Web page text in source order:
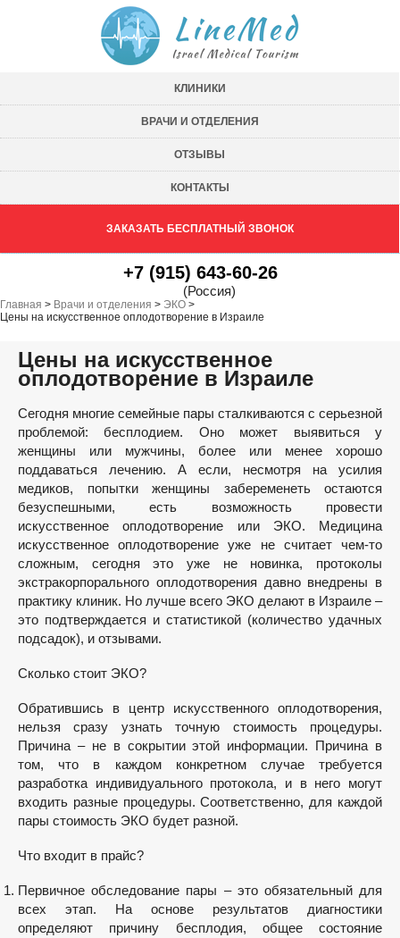
КЛИНИКИ
ВРАЧИ И ОТДЕЛЕНИЯ
ОТЗЫВЫ
КОНТАКТЫ
ЗАКАЗАТЬ БЕСПЛАТНЫЙ ЗВОНОК
+7 (915) 643-60-26
(Россия)
Главная > Врачи и отделения > ЭКО >
Цены на искусственное оплодотворение в Израиле
Цены на искусственное
оплодотворение в Израиле
Сегодня многие семейные пары сталкиваются с серьезной
проблемой: бесплодием. Оно может выявиться у
женщины или мужчины, более или менее хорошо
поддаваться лечению. А если, несмотря на усилия
медиков, попытки женщины забеременеть остаются
безуспешными, есть возможность провести
искусственное оплодотворение или ЭКО. Медицина
искусственное оплодотворение уже не считает чем-то
сложным, сегодня это уже не новинка, протоколы
экстракорпорального оплодотворения давно внедрены в
практику клиник. Но лучше всего ЭКО делают в Израиле –
это подтверждается и статистикой (количество удачных
подсадок), и отзывами.
Сколько стоит ЭКО?
Обратившись в центр искусственного оплодотворения,
нельзя сразу узнать точную стоимость процедуры.
Причина – не в сокрытии этой информации. Причина в
том, что в каждом конкретном случае требуется
разработка индивидуального протокола, и в него могут
входить разные процедуры. Соответственно, для каждой
пары стоимость ЭКО будет разной.
Что входит в прайс?
Первичное обследование пары – это обязательный для
всех этап. На основе результатов диагностики
определяют причину бесплодия, общее состояние